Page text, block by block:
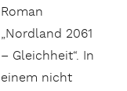
Roman
„Nordland 2061
– Gleichheit“. In
einem nicht